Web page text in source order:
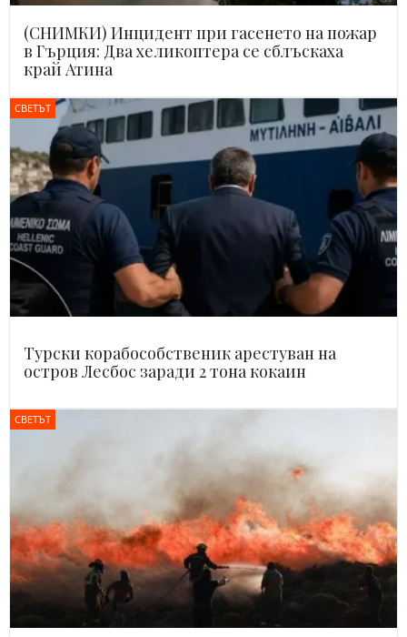
(СНИМКИ) Инцидент при гасенето на пожар
в Гърция: Два хеликоптера се сблъскаха
край Атина
СВЕТЪТ
Турски корабособственик арестуван на
остров Лесбос заради 2 тона кокаин
СВЕТЪТ